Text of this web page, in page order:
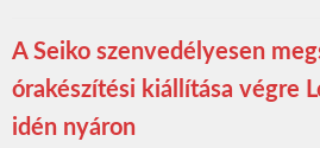
A Seiko szenvedélyesen
órakészítési kiállítása végre
idén nyáron